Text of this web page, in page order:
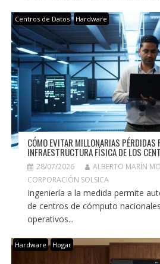
Centros de Datos Hardware
CÓMO EVITAR MILLONARIAS PÉRDIDAS
INFRAESTRUCTURA FÍSICA DE LOS
28/07/2026
ALBERTO MARÍN
CORPORACIÓN SOLSICA
Ingeniería a la medida permite
de centros de cómputo
operativos...
Hardware Hogar